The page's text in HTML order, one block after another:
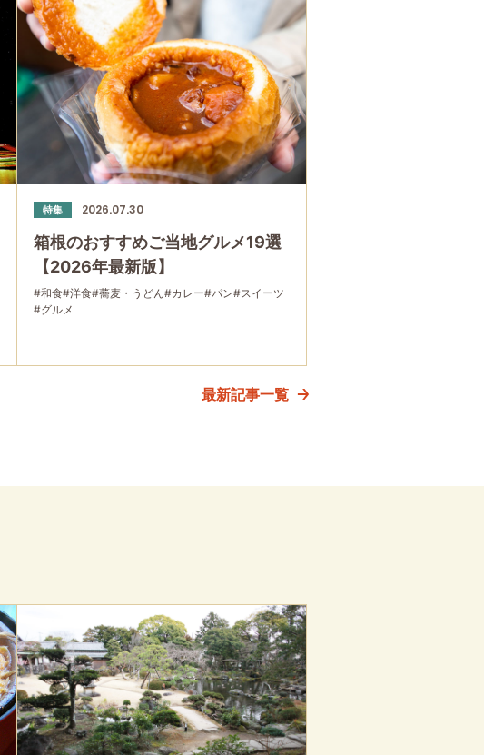
特集 2026.07.30
箱根のおすすめご当地グルメ19選
【2026年最新版】
#和食#洋食#蕎麦・うどん#カレー#パン#スイーツ
#グルメ
最新記事一覧